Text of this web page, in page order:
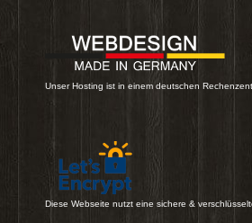
Unser Hosting ist in einem deutschen
Diese Webseite nutzt eine sichere &